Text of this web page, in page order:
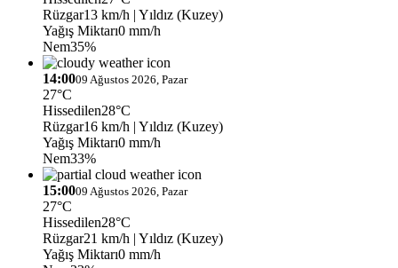
Rüzgar13 km/h | Yıldız (Kuzey)
Yağış Miktarı0 mm/h
Nem35%
14:0009 Ağustos 2026, Pazar
27°C
Hissedilen28°C
Rüzgar16 km/h | Yıldız (Kuzey)
Yağış Miktarı0 mm/h
Nem33%
15:0009 Ağustos 2026, Pazar
27°C
Hissedilen28°C
Rüzgar21 km/h | Yıldız (Kuzey)
Yağış Miktarı0 mm/h